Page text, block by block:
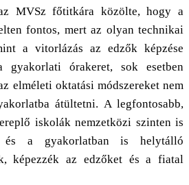
MVSz főtitkára közölte, hogy a
fontos, mert az olyan technikai
a vitorlázás az edzők képzése
gyakorlati órakeret, sok esetben
elméleti oktatási módszereket nem
átültetni. A legfontosabb,
iskolák nemzetközi szinten is
és a gyakorlatban is helytálló
képezzék az edzőket és a fiatal